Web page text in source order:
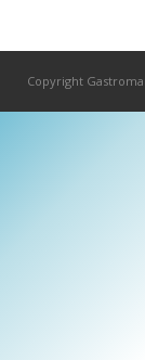
Copyright